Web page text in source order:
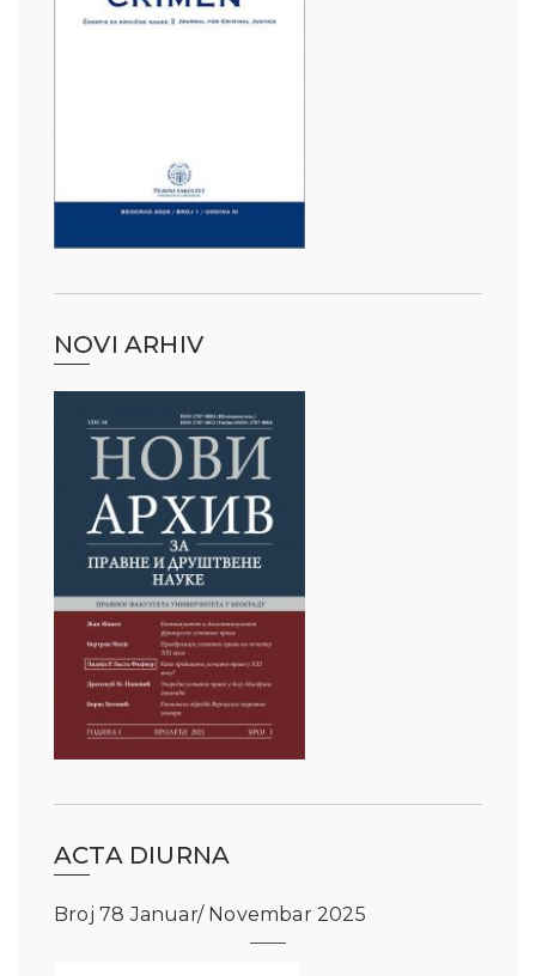
NOVI ARHIV
ACTA DIURNA
Broj 78 Januar/ Novembar 2025